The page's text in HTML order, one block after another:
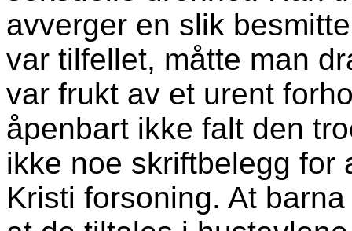
avverger en slik
var tilfellet, måtte man
var frukt av et urent
åpenbart ikke falt den
ikke noe skriftbelegg for
Kristi forsoning. At